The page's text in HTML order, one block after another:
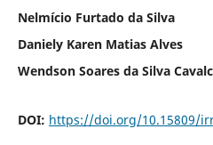
Nelmício Furtado da Silva
Daniely Karen Matias Alves
Wendson Soares da Silva
DOI: https://doi.org/10.15809/